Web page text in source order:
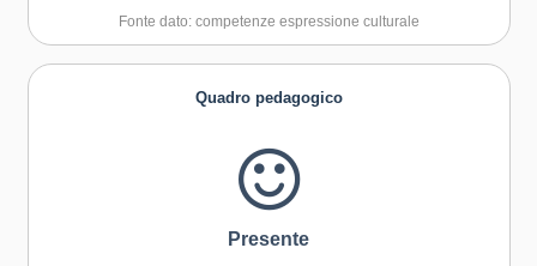
mediante le arti e le altre forme culturali
Capacità di impegnarsi in processi creativi sia
individualmente che collettivamente
Fonte dato: competenze espressione culturale
Quadro pedagogico
Presente